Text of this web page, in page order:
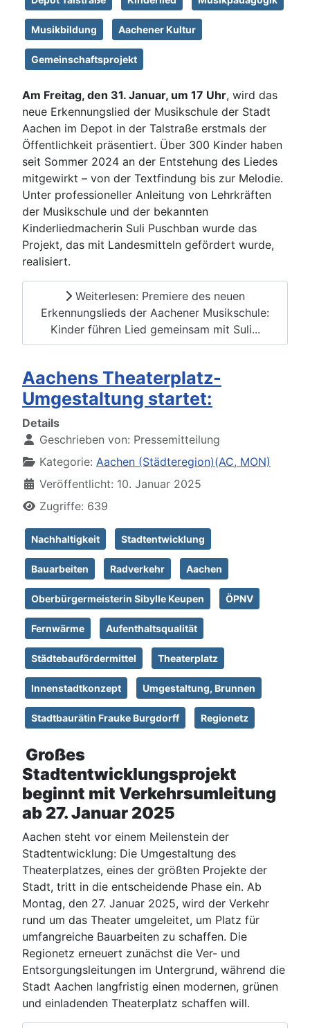
Musikbildung Aachener Kultur
Gemeinschaftsprojekt
Am Freitag, den 31. Januar, um 17 Uhr, wird das
neue Erkennungslied der Musikschule der Stadt
Aachen im Depot in der Talstraße erstmals der
Öffentlichkeit präsentiert. Über 300 Kinder haben
seit Sommer 2024 an der Entstehung des Liedes
mitgewirkt – von der Textfindung bis zur Melodie.
Unter professioneller Anleitung von Lehrkräften
der Musikschule und der bekannten
Kinderliedmacherin Suli Puschban wurde das
Projekt, das mit Landesmitteln gefördert wurde,
realisiert.
Weiterlesen: Premiere des neuen
Erkennungslieds der Aachener Musikschule:
Kinder führen Lied gemeinsam mit Suli...
Aachens Theaterplatz-
Umgestaltung startet:
Details
Geschrieben von: Pressemitteilung
Kategorie: Aachen (Städteregion)(AC, MON)
Veröffentlicht: 10. Januar 2025
Zugriffe: 639
Nachhaltigkeit Stadtentwicklung
Bauarbeiten Radverkehr Aachen
Oberbürgermeisterin Sibylle Keupen ÖPNV
Fernwärme Aufenthaltsqualität
Städtebaufördermittel Theaterplatz
Innenstadtkonzept Umgestaltung, Brunnen
Stadtbaurätin Frauke Burgdorff Regionetz
Großes
Stadtentwicklungsprojekt
beginnt mit Verkehrsumleitung
ab 27. Januar 2025
Aachen steht vor einem Meilenstein der
Stadtentwicklung: Die Umgestaltung des
Theaterplatzes, eines der größten Projekte der
Stadt, tritt in die entscheidende Phase ein. Ab
Montag, den 27. Januar 2025, wird der Verkehr
rund um das Theater umgeleitet, um Platz für
umfangreiche Bauarbeiten zu schaffen. Die
Regionetz erneuert zunächst die Ver- und
Entsorgungsleitungen im Untergrund, während die
Stadt Aachen langfristig einen modernen, grünen
und einladenden Theaterplatz schaffen will.